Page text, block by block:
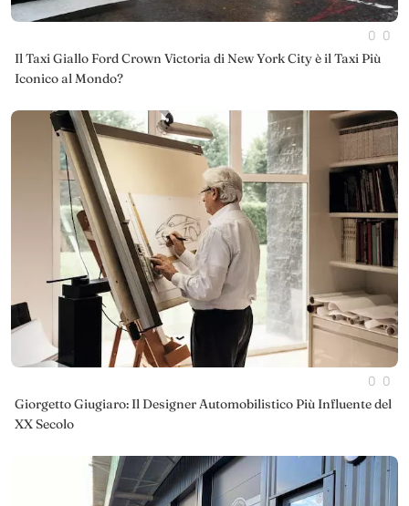
0 0
Il Taxi Giallo Ford Crown Victoria di New York City è il Taxi Più
Iconico al Mondo?
0 0
Giorgetto Giugiaro: Il Designer Automobilistico Più Influente del
XX Secolo